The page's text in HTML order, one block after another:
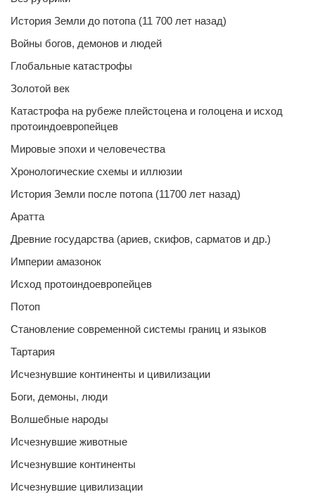
История Земли до потопа (11 700 лет назад)
Войны богов, демонов и людей
Глобальные катастрофы
Золотой век
Катастрофа на рубеже плейстоцена и голоцена и исход
протоиндоевропейцев
Мировые эпохи и человечества
Хронологические схемы и иллюзии
История Земли после потопа (11700 лет назад)
Аратта
Древние государства (ариев, скифов, сарматов и др.)
Империи амазонок
Исход протоиндоевропейцев
Потоп
Становление современной системы границ и языков
Тартария
Исчезнувшие континенты и цивилизации
Боги, демоны, люди
Волшебные народы
Исчезнувшие животные
Исчезнувшие континенты
Исчезнувшие цивилизации